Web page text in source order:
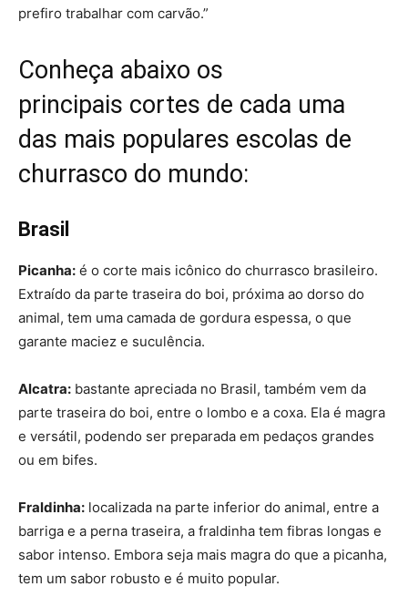
prefiro trabalhar com carvão.”
Conheça abaixo os
principais cortes de cada uma
das mais populares escolas de
churrasco do mundo:
Brasil
Picanha: é o corte mais icônico do churrasco brasileiro.
Extraído da parte traseira do boi, próxima ao dorso do
animal, tem uma camada de gordura espessa, o que
garante maciez e suculência.
Alcatra: bastante apreciada no Brasil, também vem da
parte traseira do boi, entre o lombo e a coxa. Ela é magra
e versátil, podendo ser preparada em pedaços grandes
ou em bifes.
Fraldinha: localizada na parte inferior do animal, entre a
barriga e a perna traseira, a fraldinha tem fibras longas e
sabor intenso. Embora seja mais magra do que a picanha,
tem um sabor robusto e é muito popular.